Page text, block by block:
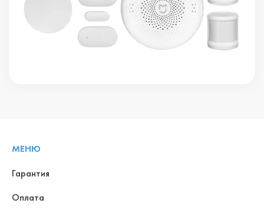
МЕНЮ
Гарантия
Оплата